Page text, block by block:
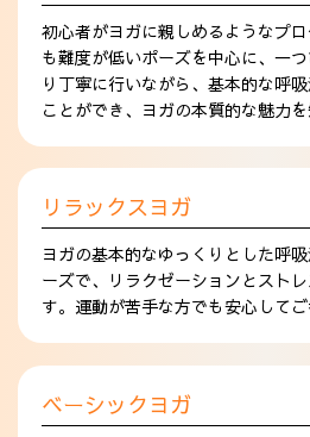
初心者がヨガに親しめるようなプ
も難度が低いポーズを中心に、一
り丁寧に行いながら、基本的な呼
ことができ、ヨガの本質的な魅力を
リラックスヨガ
ヨガの基本的なゆっくりとした呼
ーズで、リラクゼーションとスト
す。運動が苦手な方でも安心してご
ベーシックヨガ